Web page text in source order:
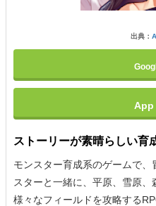
出典：
App
ストーリーが素晴らしい育
モンスター育成系のゲームで
スターと一緒に、平原、雪原
様々なフィールドを攻略する